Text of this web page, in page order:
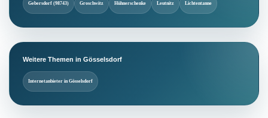
Gebersdorf (98743) Groschwitz Hühnerschenke Leutnitz Lichtentanne
Weitere Themen in Gösselsdorf
Internetanbieter in Gösselsdorf